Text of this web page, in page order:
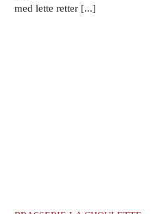
med lette retter [...]